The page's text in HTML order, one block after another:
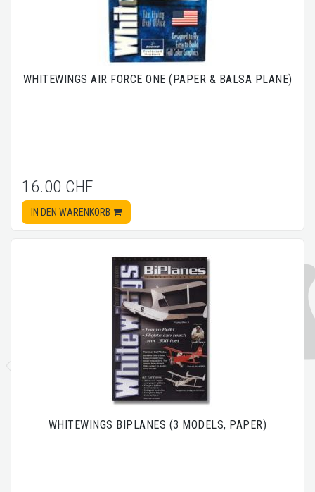
WHITEWINGS AIR FORCE ONE (PAPER & BALSA PLANE)
16.00 CHF
IN DEN WARENKORB
WHITEWINGS BIPLANES (3 MODELS, PAPER)